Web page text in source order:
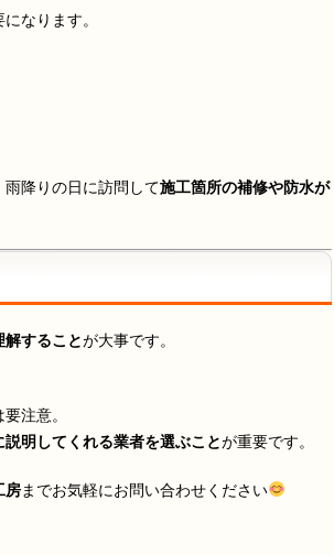
なります。
降りの日に訪問して施工箇所の補修や防水が
することが大事です。
注意。
説明してくれる業者を選ぶことが重要です。
房までお気軽にお問い合わせください